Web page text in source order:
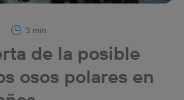
3 min
de la posible
osos polares en